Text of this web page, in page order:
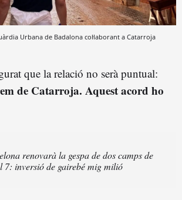
Urbana de Badalona col·laborant a Catarroja
que la relació no serà puntual:
de Catarroja. Aquest acord ho
renovarà la gespa de dos camps de
7: inversió de gairebé mig milió